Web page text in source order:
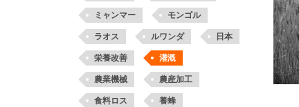
ミャンマー モンゴル
ラオス ルワンダ 日本
栄養改善 灌漑
農業機械 農産加工
食料ロス 養蜂